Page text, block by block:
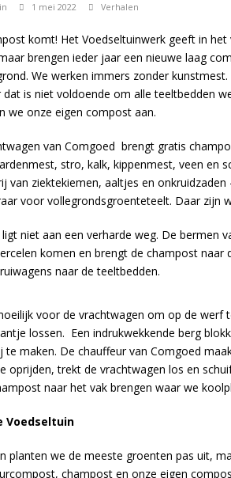
1 mei 2022 Verhalen
komt! Het Voedseltuinwerk geeft in
brengen ieder jaar een nieuwe laag
We werken immers zonder
is niet voldoende om alle teeltbedden
we onze eigen compost aan.
van Comgoed brengt gratis
stro, kalk, kippenmest, veen en
van ziektekiemen, aaltjes en
voor vollegrondsgroenteteelt. Daar zijn
niet aan een verharde weg. De bermen
komen en brengt de champost naar
naar de teeltbedden.
voor de vrachtwagen om op de werf
lossen. Een indrukwekkende berg
te maken. De chauffeur van Comgoed
oprijden, trekt de vrachtwagen los en
naar het vak brengen waar we
Voedseltuin
planten we de meeste groenten pas uit,
champost en onze eigen